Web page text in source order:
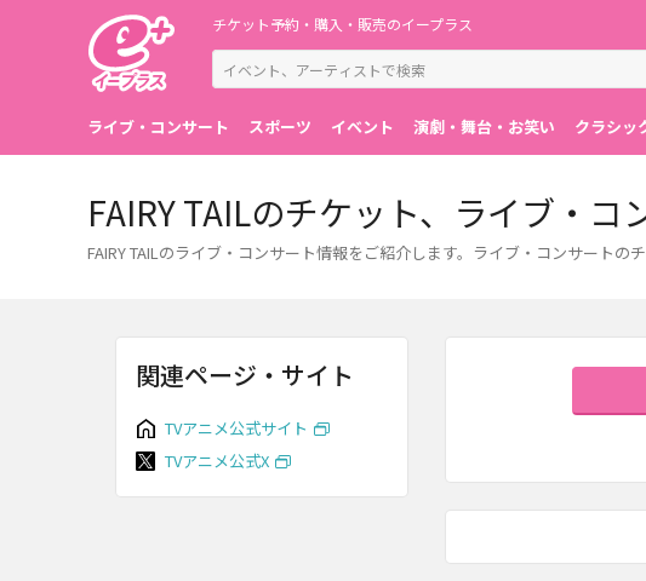
チケット予約・購入・販売のイープラス
ライブ・コンサート スポーツ イベント 演劇・舞台・お笑い クラシッ
FAIRY TAILのチケット、ライブ・コ
FAIRY TAILのライブ・コンサート情報をご紹介します。ライブ・コンサート
関連ページ・サイト
TVアニメ公式サイト
TVアニメ公式X